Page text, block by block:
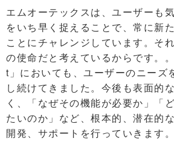
エムオーテックスは、ユーザーも
をいち早く捉えることで、常に新
ことにチャレンジしています。そ
の使命だと考えているからです。
t」においても、ユーザーのニーズ
し続けてきました。今後も表面的
く、「なぜその機能が必要か」「
たいのか」など、根本的、潜在的
開発、サポートを行っていきます。